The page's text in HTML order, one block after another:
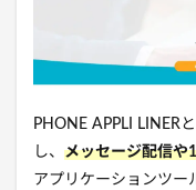
PHONE APPLI LINER
し、 メッセージ配信や
アプリケーションツー